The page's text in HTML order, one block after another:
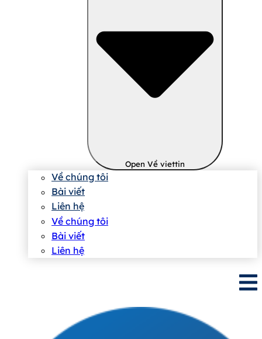
Open Về viettin
Về chúng tôi
Bài viết
Liên hệ
Về chúng tôi
Bài viết
Liên hệ